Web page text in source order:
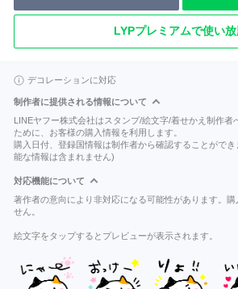
LYPプレミアムで使い放
デコレーションに対応
制作者に提供される情報について
LINEヤフー株式会社はスタンプ/絵文字/着せかえ制作者
ために、お客様の購入情報を利用します。
購入日付、登録国情報は制作者から確認することがで
能な情報は含まれません)
対応機能について
著作者の意向により非対応になる可能性があります。購
せん。
絵文字をタップするとプレビューが表示されます。